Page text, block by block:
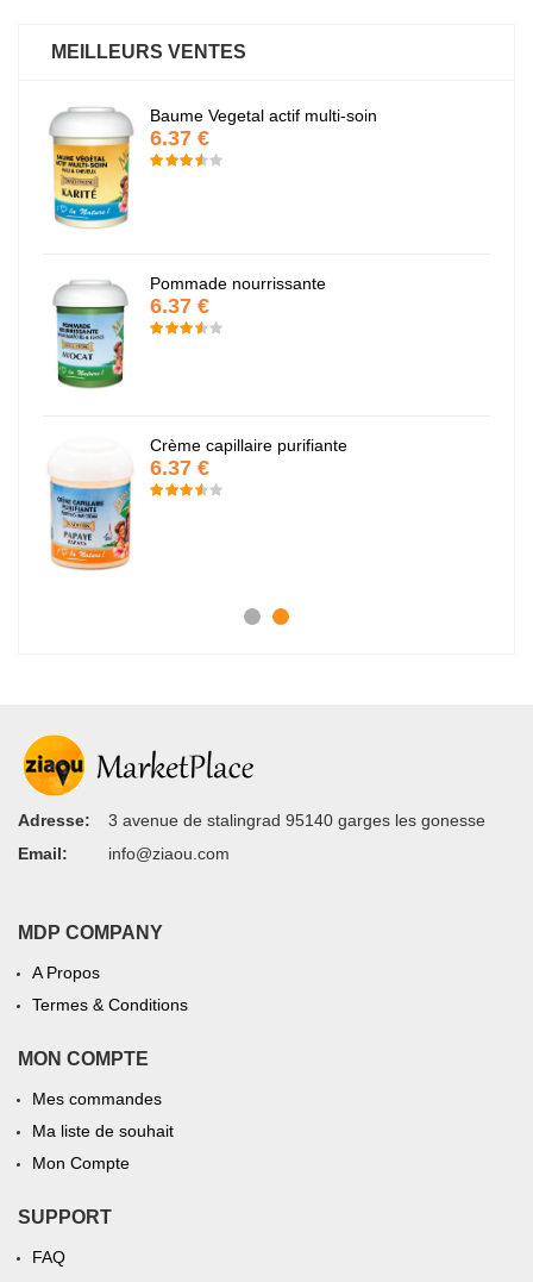
MEILLEURS VENTES
Baume Vegetal actif multi-soin
6.37 €
Pommade nourrissante
6.37 €
Crème capillaire purifiante
6.37 €
Adresse:
3 avenue de stalingrad 95140 garges les gonesse
Email:
info@ziaou.com
MDP COMPANY
A Propos
Termes & Conditions
MON COMPTE
Mes commandes
Ma liste de souhait
Mon Compte
SUPPORT
FAQ